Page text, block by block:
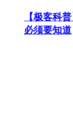
【极客科
必须要知道